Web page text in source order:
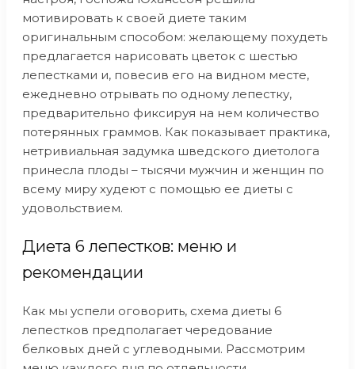
мотивировать к своей диете таким
оригинальным способом: желающему похудеть
предлагается нарисовать цветок с шестью
лепестками и, повесив его на видном месте,
ежедневно отрывать по одному лепестку,
предварительно фиксируя на нем количество
потерянных граммов. Как показывает практика,
нетривиальная задумка шведского диетолога
принесла плоды – тысячи мужчин и женщин по
всему миру худеют с помощью ее диеты с
удовольствием.
Диета 6 лепестков: меню и
рекомендации
Как мы успели оговорить, схема диеты 6
лепестков предполагает чередование
белковых дней с углеводными. Рассмотрим